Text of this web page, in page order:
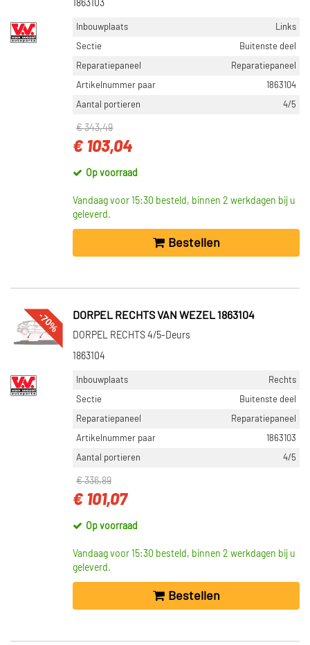
1863103
Inbouwplaats
Links
Sectie
Buitenste deel
Reparatiepaneel
Reparatiepaneel
Artikelnummer paar
1863104
Aantal portieren
4/5
€ 343,49
€ 103,04
Op voorraad
Vandaag voor 15:30 besteld, binnen 2 werkdagen bij u
geleverd.
Bestellen
-70% DORPEL RECHTS VAN WEZEL 1863104
DORPEL RECHTS 4/5-Deurs
1863104
Inbouwplaats
Rechts
Sectie
Buitenste deel
Reparatiepaneel
Reparatiepaneel
Artikelnummer paar
1863103
Aantal portieren
4/5
€ 336,89
€ 101,07
Op voorraad
Vandaag voor 15:30 besteld, binnen 2 werkdagen bij u
geleverd.
Bestellen